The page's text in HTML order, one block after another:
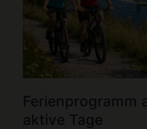
Ferienprogramm
aktive Tage